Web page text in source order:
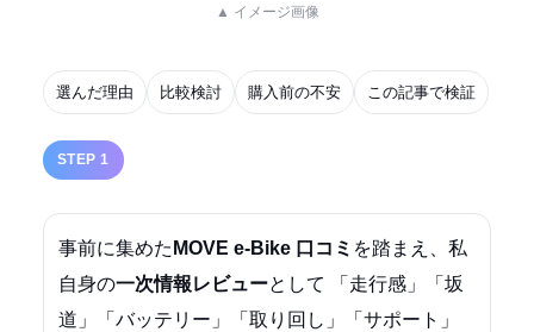
▲ イメージ画像
選んだ理由 比較検討 購入前の不安 この記事で検証
STEP 1
事前に集めた MOVE e-Bike 口コミ を踏まえ、私
自身の一次情報レビューとして 「走行感」「坂
道」「バッテリー」「取り回し」「サポート」